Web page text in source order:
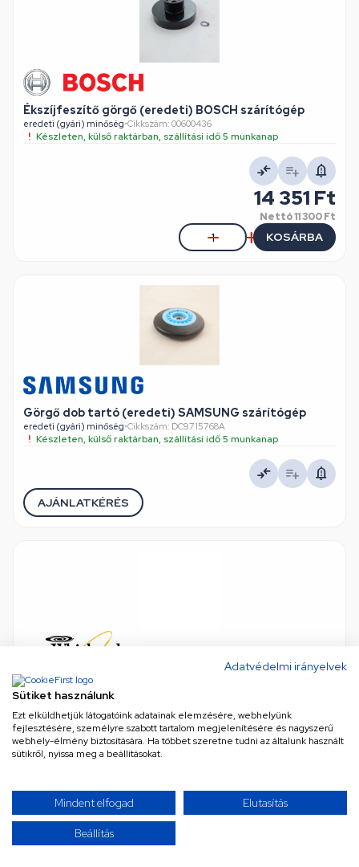
Adatvédelmi irányelvek
Sütiket használunk
Ezt elküldhetjük látogatóink adatainak elemzésére, webhelyünk
fejlesztésére, személyre szabott tartalom megjelenítésére és nagyszerű
webhely-élmény biztosítására. Ha többet szeretne tudni az általunk használt
sütikről, nyissa meg a beállításokat.
Mindent elfogad Elutasítás
Beállítás
Ékszíjfeszítő görgő (eredeti) BOSCH szárítógép
eredeti (gyári) minőség•Cikkszám: 00600436
Készleten, külső raktárban, szállítási idő 5 munkanap
14 351 Ft
Nettó11 300 Ft
KOSÁRBA
Görgő dob tartó (eredeti) SAMSUNG szárítógép
eredeti (gyári) minőség•Cikkszám: DC9715768A
Készleten, külső raktárban, szállítási idő 5 munkanap
AJÁNLATKÉRÉS
Görgő, dobvezető (eredeti) WHIRLPOOL / INDESIT
szárítógép
Csak rendelésre, 15 vagy több munkanapon belül
Nettó